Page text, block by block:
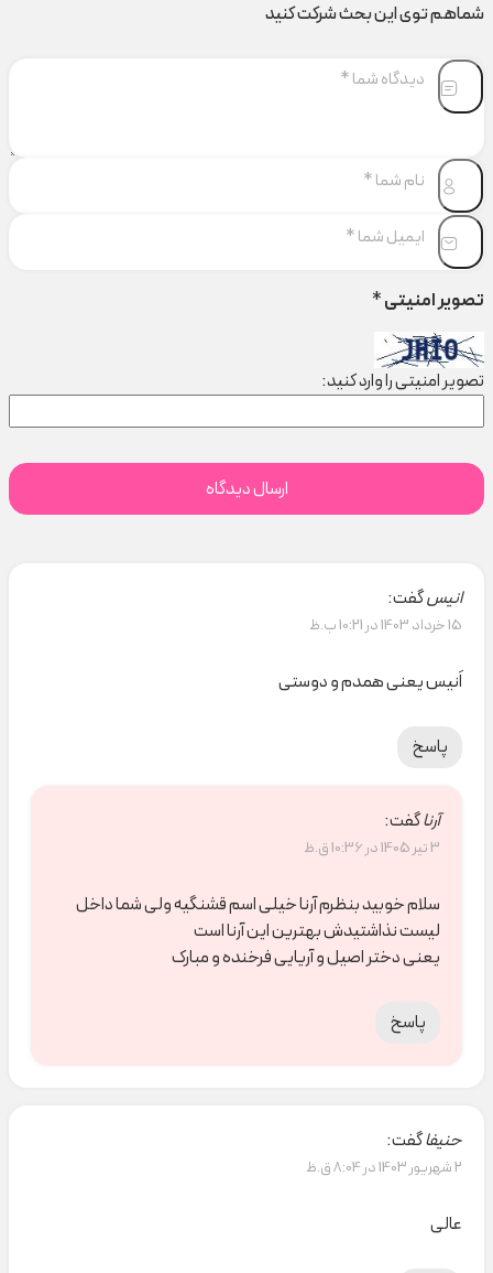
شماهم توی این بحث شرکت کنید
تصویر امنیتی*
تصویر امنیتی را وارد کنید:
انیسگفت:
15 خرداد 1403 در 10:21 ب.ظ
اَنیس یعنی همدم و دوستی
پاسخ
آرناگفت:
3 تیر 1405 در 10:36 ق.ظ
سلام خوبید بنظرم آرنا خیلی اسم قشنگیه ولی شما داخل
لیست نذاشتیدش بهترین این آرنا است
یعنی دختر اصیل و آریایی فرخنده و مبارک
پاسخ
حنیفاگفت:
2 شهریور 1403 در 8:04 ق.ظ
عالی